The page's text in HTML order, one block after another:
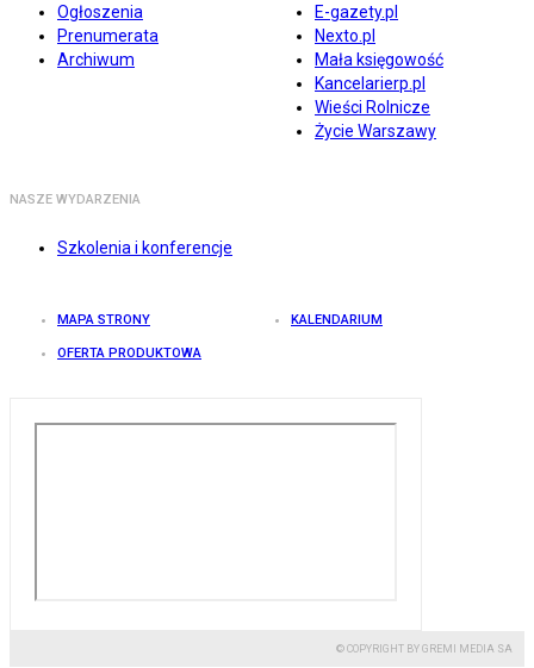
Ogłoszenia
Prenumerata
Archiwum
E-gazety.pl
Nexto.pl
Mała księgowość
Kancelarierp.pl
Wieści Rolnicze
Życie Warszawy
NASZE WYDARZENIA
Szkolenia i konferencje
MAPA STRONY KALENDARIUM
OFERTA PRODUKTOWA
© COPYRIGHT BY GREMI MEDIA SA